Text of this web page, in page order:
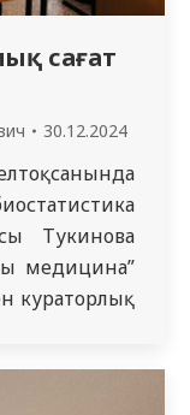
сағат
30.12.2024
Тукинова
медицина”
кураторлық